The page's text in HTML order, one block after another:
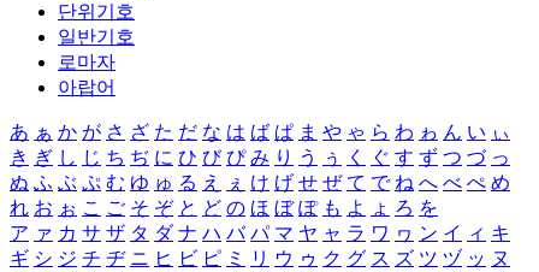
단위기호
일반기호
로마자
아랍어
あ ぁ か が さ ざ た だ な は ば ぱ ま や ゃ ら わ ゎ ん い ぃ
き ぎ し じ ち ぢ に ひ び ぴ み り う ぅ く ぐ す ず つ づ っ
ぬ ふ ぶ ぷ む ゆ ゅ る え ぇ け げ せ ぜ て で ね へ べ ぺ め
れ お ぉ こ ご そ ぞ と ど の ほ ぼ ぽ も よ ょ ろ を
ア ァ カ サ ザ タ ダ ナ ハ バ パ マ ヤ ャ ラ ワ ヮ ン イ ィ キ
ギ シ ジ チ ヂ ニ ヒ ビ ピ ミ リ ウ ゥ ク グ ス ズ ツ ヅ ッ ヌ